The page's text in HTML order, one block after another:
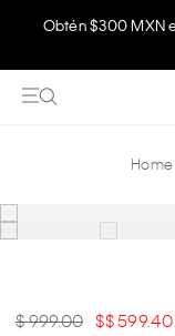
Obtén $300 MXN
$ 999.00 $ 599.40